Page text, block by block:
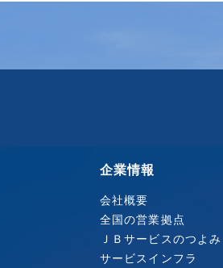
企業情報
会社概要
全国の営業拠点
ＪＢサービスのつよみ
サービスインフラ